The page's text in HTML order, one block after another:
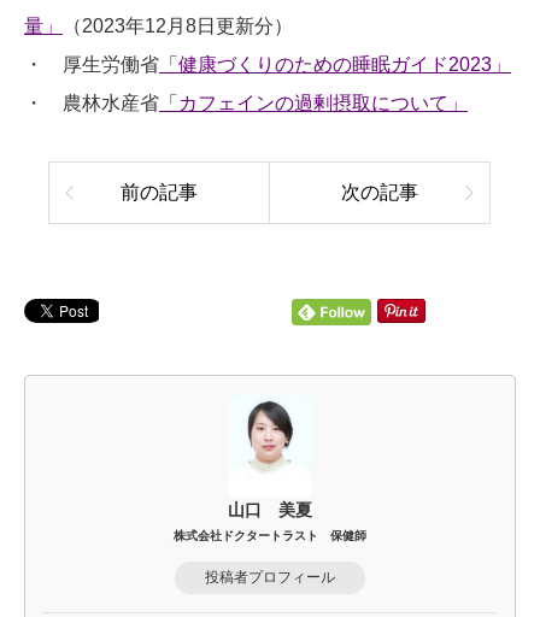
量」
（2023年12月8日更新分）
・ 厚生労働省 「健康づくりのための睡眠ガイド2023」
・ 農林水産省 「カフェインの過剰摂取について」
前の記事 次の記事
山口 美夏
株式会社ドクタートラスト 保健師
投稿者プロフィール